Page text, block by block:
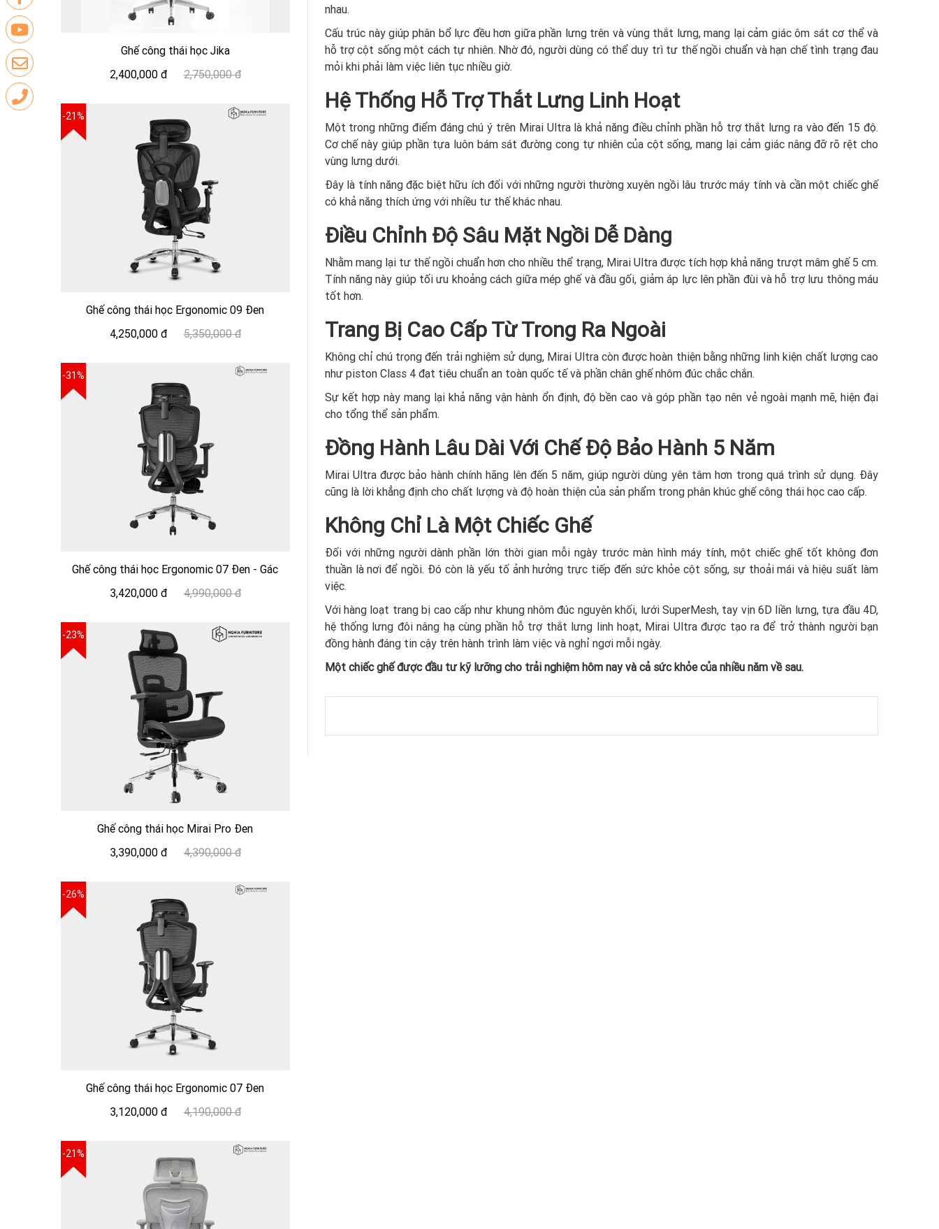
nhau.
Cấu trúc này giúp phân bổ lực đều hơn giữa phần lưng trên và vùng thắt lưng, mang lại cảm giác ôm sát cơ thể và
hỗ trợ cột sống một cách tự nhiên. Nhờ đó, người dùng có thể duy trì tư thế ngồi chuẩn và hạn chế tình trạng đau
mỏi khi phải làm việc liên tục nhiều giờ.
Hệ Thống Hỗ Trợ Thắt Lưng Linh Hoạt
Một trong những điểm đáng chú ý trên Mirai Ultra là khả năng điều chỉnh phần hỗ trợ thắt lưng ra vào đến 15 độ.
Cơ chế này giúp phần tựa luôn bám sát đường cong tự nhiên của cột sống, mang lại cảm giác nâng đỡ rõ rệt cho
vùng lưng dưới.
Đây là tính năng đặc biệt hữu ích đối với những người thường xuyên ngồi lâu trước máy tính và cần một chiếc ghế
có khả năng thích ứng với nhiều tư thế khác nhau.
Điều Chỉnh Độ Sâu Mặt Ngồi Dễ Dàng
Nhằm mang lại tư thế ngồi chuẩn hơn cho nhiều thể trạng, Mirai Ultra được tích hợp khả năng trượt mâm ghế 5 cm.
Tính năng này giúp tối ưu khoảng cách giữa mép ghế và đầu gối, giảm áp lực lên phần đùi và hỗ trợ lưu thông máu
tốt hơn.
Trang Bị Cao Cấp Từ Trong Ra Ngoài
Không chỉ chú trọng đến trải nghiệm sử dụng, Mirai Ultra còn được hoàn thiện bằng những linh kiện chất lượng cao
như piston Class 4 đạt tiêu chuẩn an toàn quốc tế và phần chân ghế nhôm đúc chắc chắn.
Sự kết hợp này mang lại khả năng vận hành ổn định, độ bền cao và góp phần tạo nên vẻ ngoài mạnh mẽ, hiện đại
cho tổng thể sản phẩm.
Đồng Hành Lâu Dài Với Chế Độ Bảo Hành 5 Năm
Mirai Ultra được bảo hành chính hãng lên đến 5 năm, giúp người dùng yên tâm hơn trong quá trình sử dụng. Đây
cũng là lời khẳng định cho chất lượng và độ hoàn thiện của sản phẩm trong phân khúc ghế công thái học cao cấp.
Không Chỉ Là Một Chiếc Ghế
Đối với những người dành phần lớn thời gian mỗi ngày trước màn hình máy tính, một chiếc ghế tốt không đơn
thuần là nơi để ngồi. Đó còn là yếu tố ảnh hưởng trực tiếp đến sức khỏe cột sống, sự thoải mái và hiệu suất làm
việc.
Với hàng loạt trang bị cao cấp như khung nhôm đúc nguyên khối, lưới SuperMesh, tay vịn 6D liền lưng, tựa đầu 4D,
hệ thống lưng đôi nâng hạ cùng phần hỗ trợ thắt lưng linh hoạt, Mirai Ultra được tạo ra để trở thành người bạn
đồng hành đáng tin cậy trên hành trình làm việc và nghỉ ngơi mỗi ngày.
Một chiếc ghế được đầu tư kỹ lưỡng cho trải nghiệm hôm nay và cả sức khỏe của nhiều năm về sau.
Ghế công thái học Jika
2,400,000 đ
2,750,000 đ
-21%
Ghế công thái học Ergonomic 09 Đen
4,250,000 đ
5,350,000 đ
-31%
Ghế công thái học Ergonomic 07 Đen - Gác
chân
3,420,000 đ 4,990,000 đ
-23%
Ghế công thái học Mirai Pro Đen
3,390,000 đ
4,390,000 đ
-26%
Ghế công thái học Ergonomic 07 Đen
3,120,000 đ
4,190,000 đ
-21%